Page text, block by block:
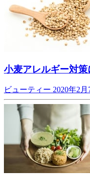
小麦アレルギー対
ビューティー 2020年2月